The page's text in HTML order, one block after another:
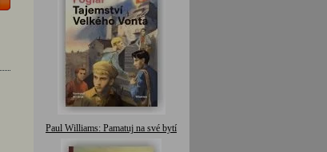
Paul Williams: Pamatuj na své bytí